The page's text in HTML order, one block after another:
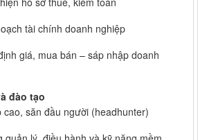
tài chính doanh nghiệp
giá, mua bán – sáp nhập doanh
đào tạo
cao, săn đầu người (headhunter)